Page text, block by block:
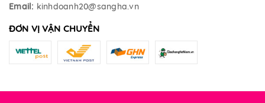
Email: kinhdoanh20@sangha.vn
ĐƠN VỊ VẬN CHUYỂN